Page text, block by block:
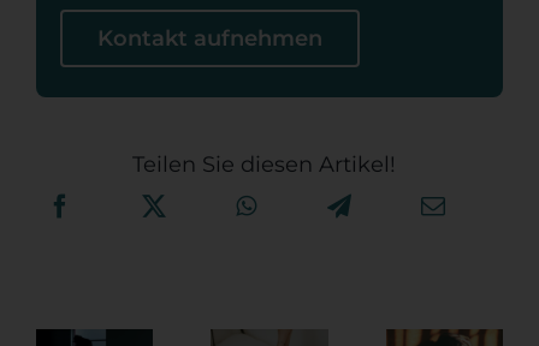
Kontakt aufnehmen
Teilen Sie diesen Artikel!